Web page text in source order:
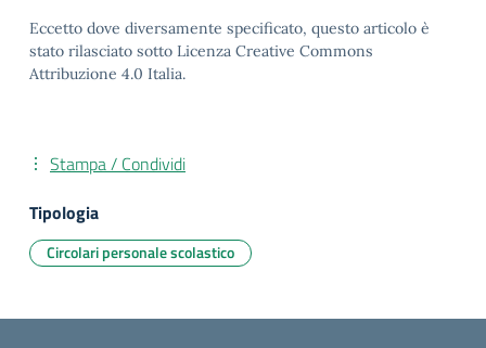
Eccetto dove diversamente specificato, questo articolo è
stato rilasciato sotto Licenza Creative Commons
Attribuzione 4.0 Italia.
Stampa / Condividi
Tipologia
Circolari personale scolastico